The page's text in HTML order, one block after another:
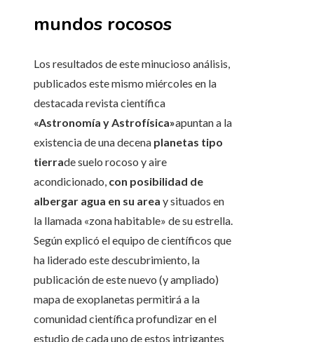
mundos rocosos
Los resultados de este minucioso análisis,
publicados este mismo miércoles en la
destacada revista científica
«Astronomía y Astrofísica»apuntan a la
existencia de una decena planetas tipo
tierrade suelo rocoso y aire
acondicionado, con posibilidad de
albergar agua en su area y situados en
la llamada «zona habitable» de su estrella.
Según explicó el equipo de científicos que
ha liderado este descubrimiento, la
publicación de este nuevo (y ampliado)
mapa de exoplanetas permitirá a la
comunidad científica profundizar en el
estudio de cada uno de estos intrigantes